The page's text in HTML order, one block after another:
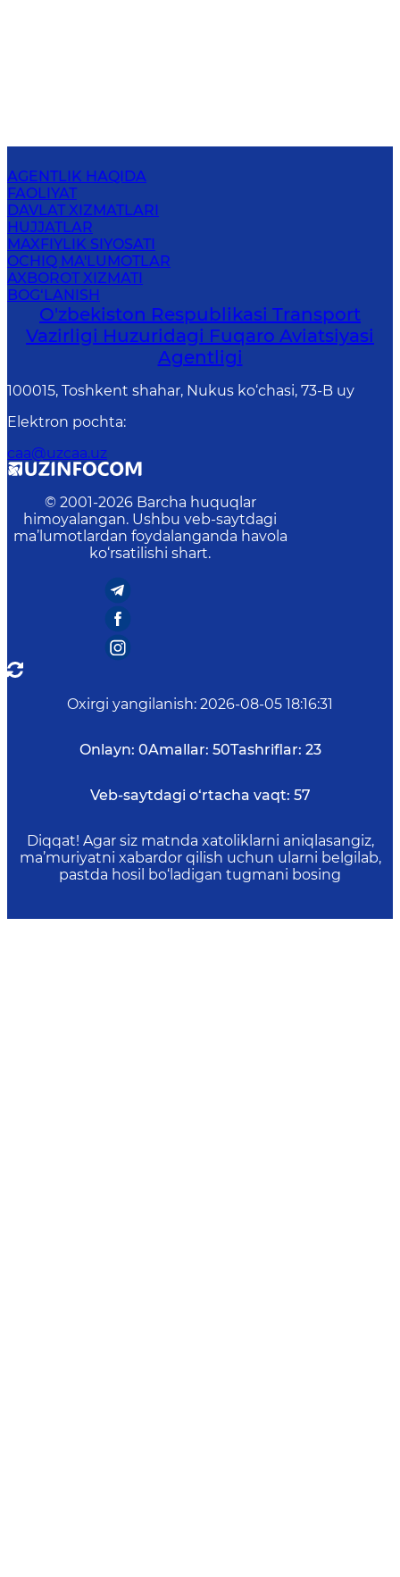
AGENTLIK HAQIDA
FAOLIYAT
DAVLAT XIZMATLARI
HUJJATLAR
MAXFIYLIK SIYOSATI
OCHIQ MA'LUMOTLAR
AXBOROT XIZMATI
BOG‘LANISH
O'zbekiston Respublikasi Transport
Vazirligi Huzuridagi Fuqaro Aviatsiyasi
Agentligi
100015, Toshkent shahar, Nukus ko‘chasi, 73-B uу
Elektron pochta:
caa@uzcaa.uz
© 2001-2026 Barcha huquqlar
himoyalangan. Ushbu veb-saytdagi
ma’lumotlardan foydalanganda havola
ko‘rsatilishi shart.
Oxirgi yangilanish: 2026-08-05 18:16:31
Onlayn: 0Amallar: 50Tashriflar: 23
Veb-saytdagi o‘rtacha vaqt: 57
Diqqat! Agar siz matnda xatoliklarni aniqlasangiz,
ma’muriyatni xabardor qilish uchun ularni belgilab,
pastda hosil bo‘ladigan tugmani bosing